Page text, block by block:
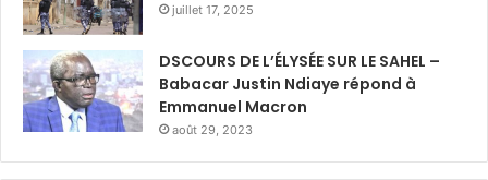
juillet 17, 2025
DSCOURS DE L’ÉLYSÉE SUR LE SAHEL –
Babacar Justin Ndiaye répond à
Emmanuel Macron
août 29, 2023